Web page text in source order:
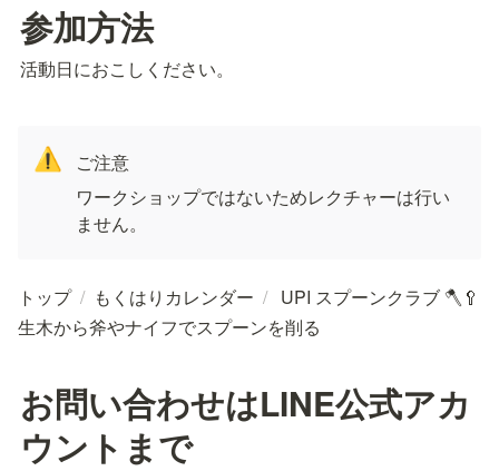
参加方法
活動日におこしください。
⚠️
ご注意
ワークショップではないためレクチャーは行い
ません。
トップ / もくはりカレンダー / UPI スプーンクラブ 🪓🥄
生木から斧やナイフでスプーンを削る
お問い合わせはLINE公式アカ
ウントまで